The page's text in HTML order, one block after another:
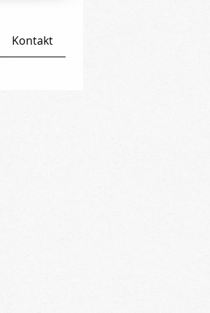
Kontakt